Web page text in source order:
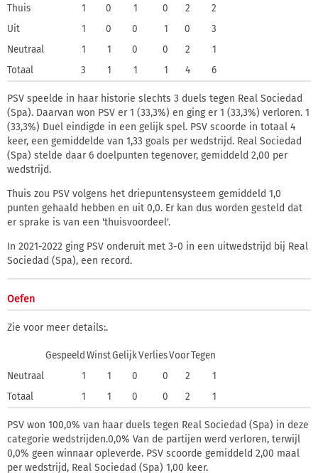
Thuis
1 0 1 0 2
2
Uit
1 0 0 1 0
3
Neutraal
1 1 0 0 2
1
Totaal
3 1 1 1 4 6
PSV speelde in haar historie slechts 3 duels tegen Real Sociedad
(Spa). Daarvan won PSV er 1 (33,3%) en ging er 1 (33,3%) verloren. 1
(33,3%) Duel eindigde in een gelijk spel. PSV scoorde in totaal 4
keer, een gemiddelde van 1,33 goals per wedstrijd. Real Sociedad
(Spa) stelde daar 6 doelpunten tegenover, gemiddeld 2,00 per
wedstrijd.
Thuis zou PSV volgens het driepuntensysteem gemiddeld 1,0
punten gehaald hebben en uit 0,0. Er kan dus worden gesteld dat
er sprake is van een 'thuisvoordeel'.
In 2021-2022 ging PSV onderuit met 3-0 in een uitwedstrijd bij Real
Sociedad (Spa), een record.
Oefen
Zie voor meer details:.
Gespeeld WinstGelijkVerliesVoorTegen
Neutraal
1 1 0 0 2
1
Totaal
1 1 0 0 2 1
PSV won 100,0% van haar duels tegen Real Sociedad (Spa) in deze
categorie wedstrijden.0,0% Van de partijen werd verloren, terwijl
0,0% geen winnaar opleverde. PSV scoorde gemiddeld 2,00 maal
per wedstrijd, Real Sociedad (Spa) 1,00 keer.